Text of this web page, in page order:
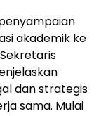
akademik ke
dan strategis
sama. Mulai